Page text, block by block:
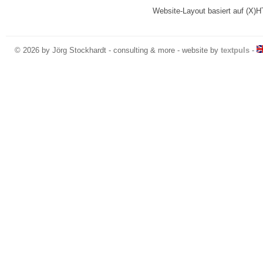
Website-Layout basiert auf
© 2026 by Jörg Stockhardt - consulting & more - website by textpuls -